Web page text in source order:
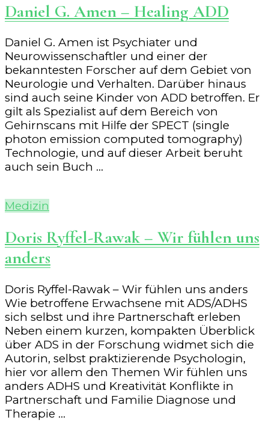
Daniel G. Amen – Healing ADD
Daniel G. Amen ist Psychiater und
Neurowissenschaftler und einer der
bekanntesten Forscher auf dem Gebiet von
Neurologie und Verhalten. Darüber hinaus
sind auch seine Kinder von ADD betroffen. Er
gilt als Spezialist auf dem Bereich von
Gehirnscans mit Hilfe der SPECT (single
photon emission computed tomography)
Technologie, und auf dieser Arbeit beruht
auch sein Buch …
Medizin
Doris Ryffel-Rawak – Wir fühlen uns
anders
Doris Ryffel-Rawak – Wir fühlen uns anders
Wie betroffene Erwachsene mit ADS/ADHS
sich selbst und ihre Partnerschaft erleben
Neben einem kurzen, kompakten Überblick
über ADS in der Forschung widmet sich die
Autorin, selbst praktizierende Psychologin,
hier vor allem den Themen Wir fühlen uns
anders ADHS und Kreativität Konflikte in
Partnerschaft und Familie Diagnose und
Therapie …